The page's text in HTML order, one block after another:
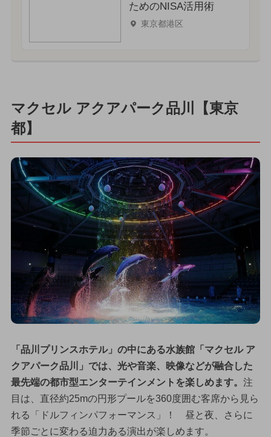
ためのNISA活用術
東京都港区
マクセル アクアパーク品川【東京
都】
「品川プリンスホテル」の中にある水族館「マクセル ア
クアパーク品川」では、光や音楽、映像などが融合した
最先端の都市型エンターテインメントを楽しめます。 注
目は、直径約25mの円形プールを360度囲む客席から見ら
れる「ドルフィンパフォーマンス」！ 昼と夜、さらに
季節ごとに変わる迫力ある演出が楽しめます。